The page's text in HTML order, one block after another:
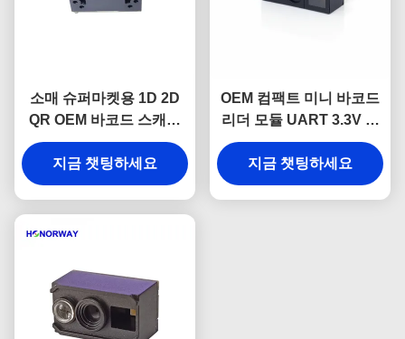
소매 슈퍼마켓용 1D 2D
QR OEM 바코드 스캐너
엔진 (TTL USB 포함)
지금 챗팅하세요
OEM 컴팩트 미니 바코드
리더 모듈 UART 3.3V 전
원 6.8mm 두께
지금 챗팅하세요